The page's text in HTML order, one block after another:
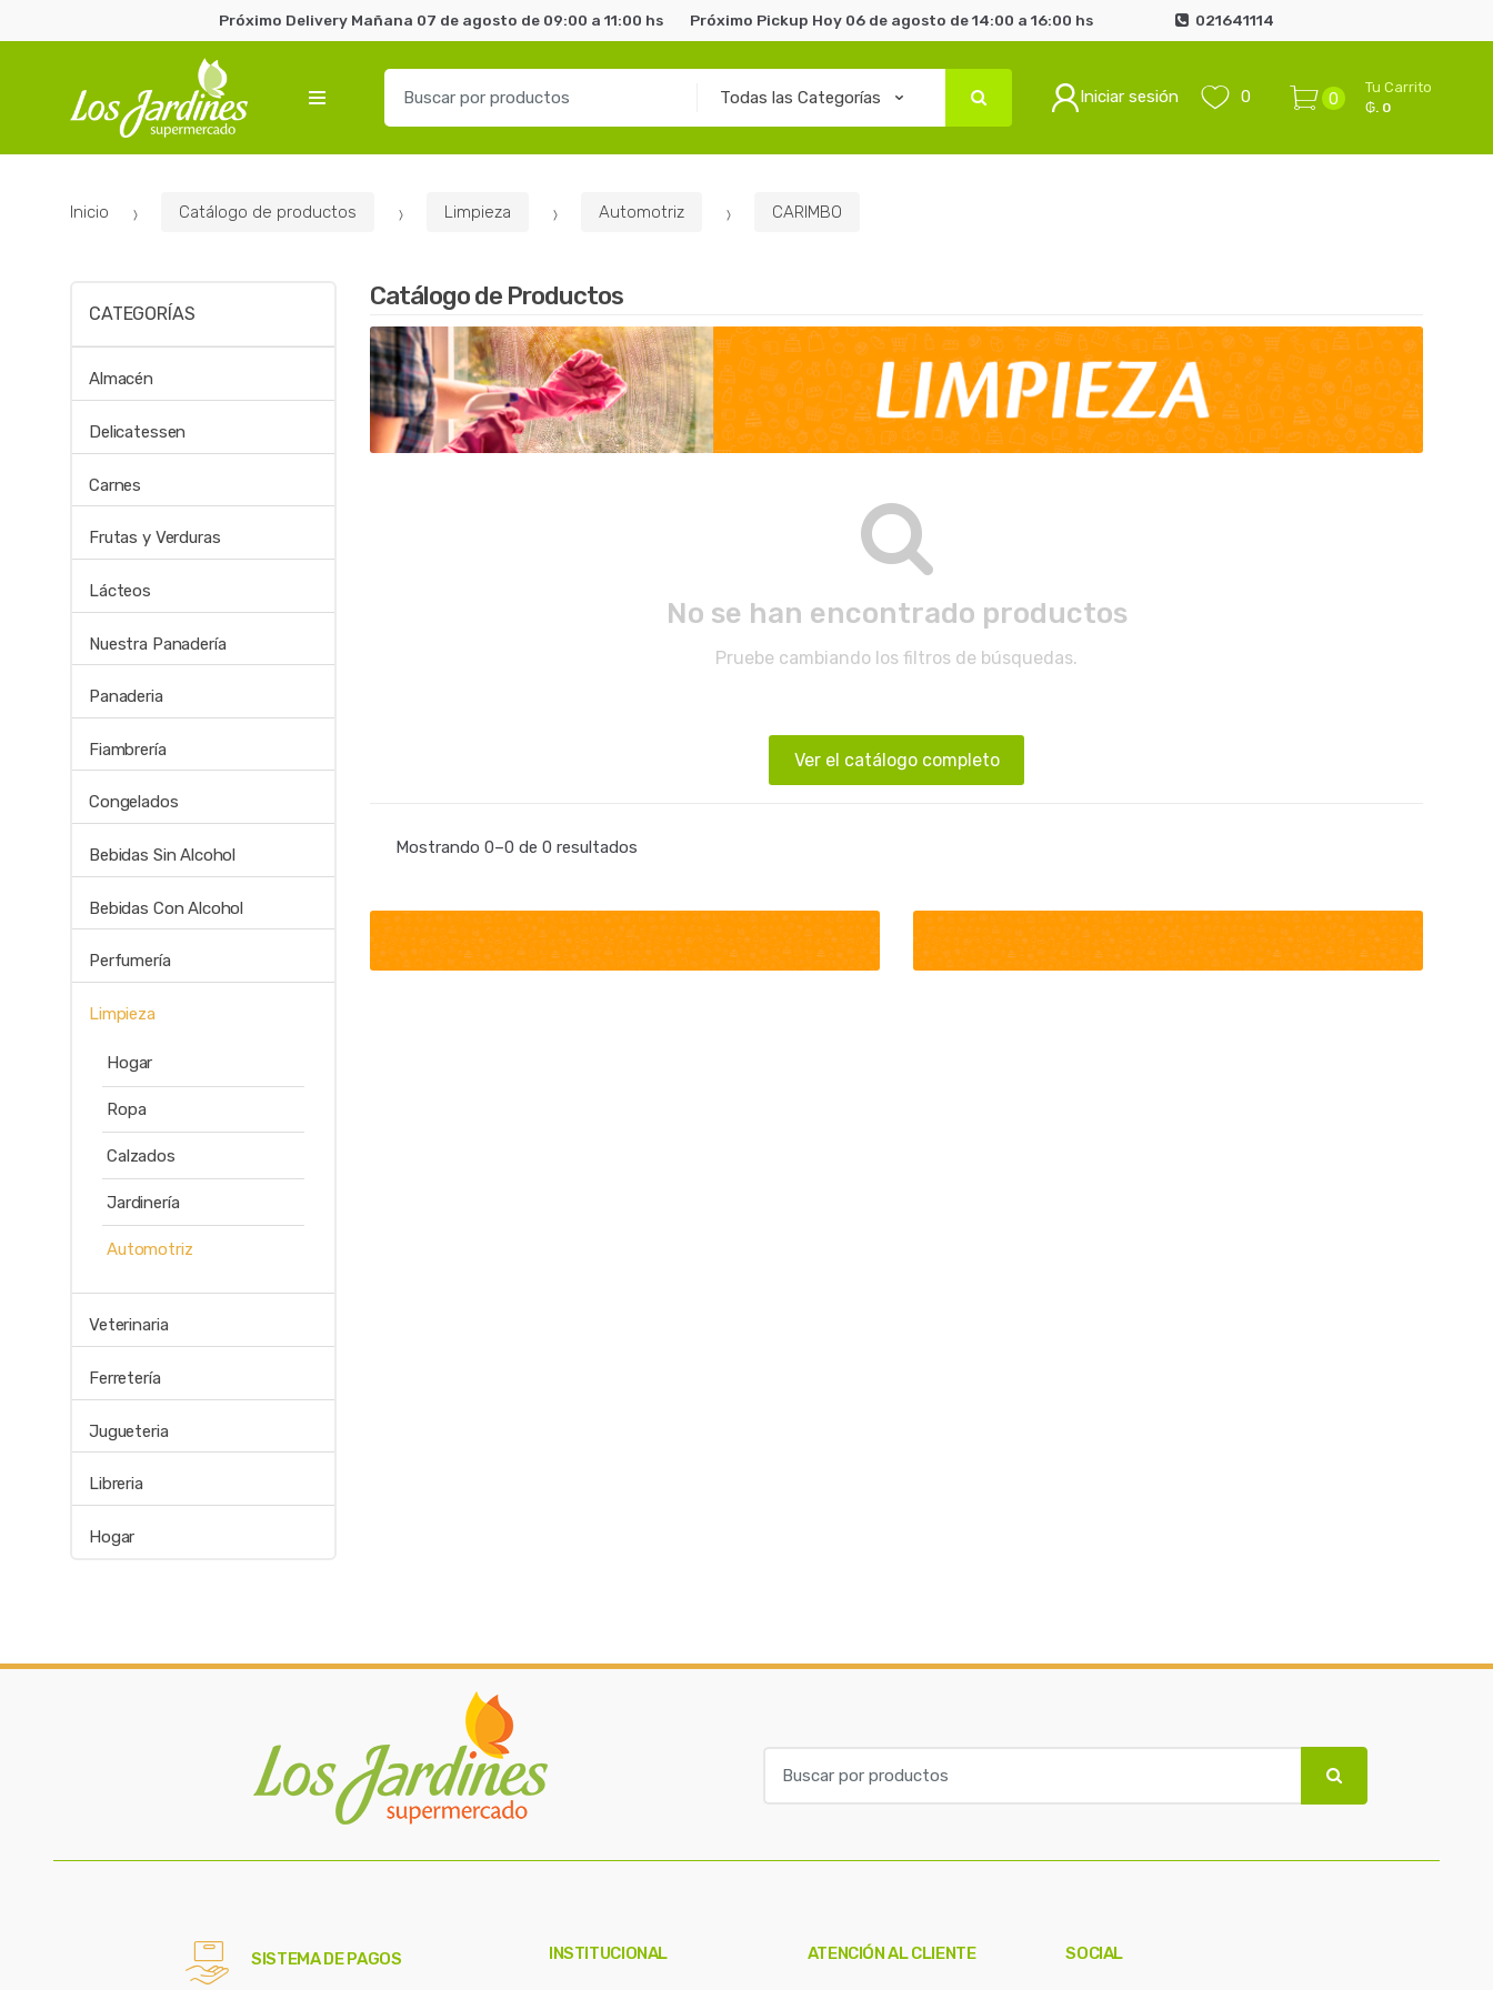
Próximo Delivery Mañana 07 de agosto de 09:00 a 11:00 hs Próximo Pickup Hoy 06 de agosto de 14:00 a 16:00 hs 021641114
r
Iniciar sesión 0 0
Tu Carrito
₲. 0
Inicio Catálogo de productos Limpieza Automotriz CARIMBO
Catálogo de Productos
No se han encontrado productos
Pruebe cambiando los filtros de búsquedas.
Ver el catálogo completo
Mostrando 0–0 de 0 resultados
CATEGORÍAS
Almacén
Delicatessen
Carnes
Frutas y Verduras
Lácteos
Nuestra Panadería
Panaderia
Fiambrería
Congelados
Bebidas Sin Alcohol
Bebidas Con Alcohol
Perfumería
Limpieza
Hogar
Ropa
Calzados
Jardinería
Automotriz
Veterinaria
Ferretería
Jugueteria
Libreria
Hogar
a
SISTEMA DE PAGOS INSTITUCIONAL ATENCIÓN AL CLIENTE SOCIAL